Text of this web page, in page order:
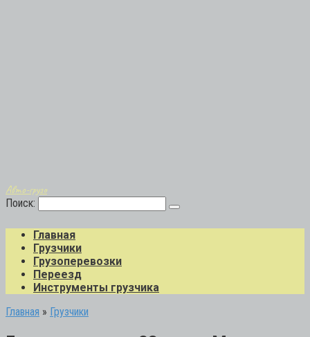
Авто-грузо
Поиск:
Главная
Грузчики
Грузоперевозки
Переезд
Инструменты грузчика
Главная » Грузчики